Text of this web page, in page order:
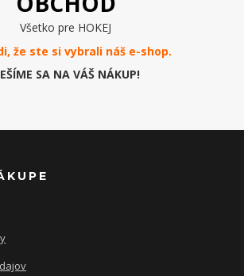
Všetko pre HOKEJ
že ste si vybrali náš e-shop.
SA NA VÁŠ NÁKUP!